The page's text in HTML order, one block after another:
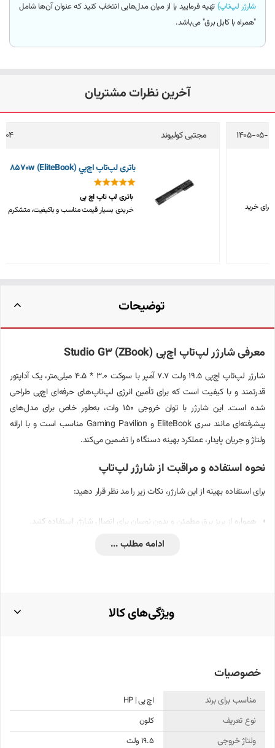
شارژر لپ‌تاپ) تهیه فرمایید یا از میان مدل‌هایی انتخاب کنید که عنوان آن‌ها شامل
"همراه با کابل برق"می‌باشد.
آخرین نظرات مشتریان
مجتبی کولیوند
باتری لپ‌تاپ اچ‌پي 8570w (EliteBook)
باتری لپ تاپ اچ پی
خریدی بسیار قیمت مناسب و باکیفیت، متشکرم
توضیحات
معرفی شارژر لپ‌تاپ اچ‌پی Studio G3 (ZBook)
شارژر لپ‌تاپ اچ‌پی 19.5 ولت 7.7 آمپر با سوکت 3.0 * 4.5 میلی‌متر، یک آداپتور
قدرتمند و با کیفیت است که برای تأمین انرژی لپ‌تاپ‌های حرفه‌ای اچ‌پی طراحی
شده است. این شارژر با توان خروجی 150 وات، به‌طور خاص برای مدل‌های
پیشرفته‌ای مانند سری EliteBook و Gaming Pavilion مناسب است و با ارائه
ولتاژ و جریان پایدار، عملکرد بهینه دستگاه را تضمین می‌کند.
نحوه استفاده و مراقبت از شارژر لپ‌تاپ
برای استفاده بهینه از این شارژر، نکات زیر را مد نظر قرار دهید:
همواره از پریز برق مطمئن و بدون نوسان برای اتصال شارژر استفاده کنید.
از پیچاندن یا خم کردن بیش از حد کابل شارژر خودداری کنید تا از آسیب به
نصب و استفاده از این شارژر بسیار ساده است:
ابتدا سوکت شارژر را به پورت مربوطه در لپ‌تاپ متصل کنید. اطمینان حاصل
کنید که اتصال به‌درستی و بدون فشار اضافی انجام شود.
ادامه مطلب ...
ویژگی‌های کالا
خصوصیات
مناسب برای برند اچ پی | HP
نوع تعریف کلون
ولتاژ خروجی 19.5 ولت